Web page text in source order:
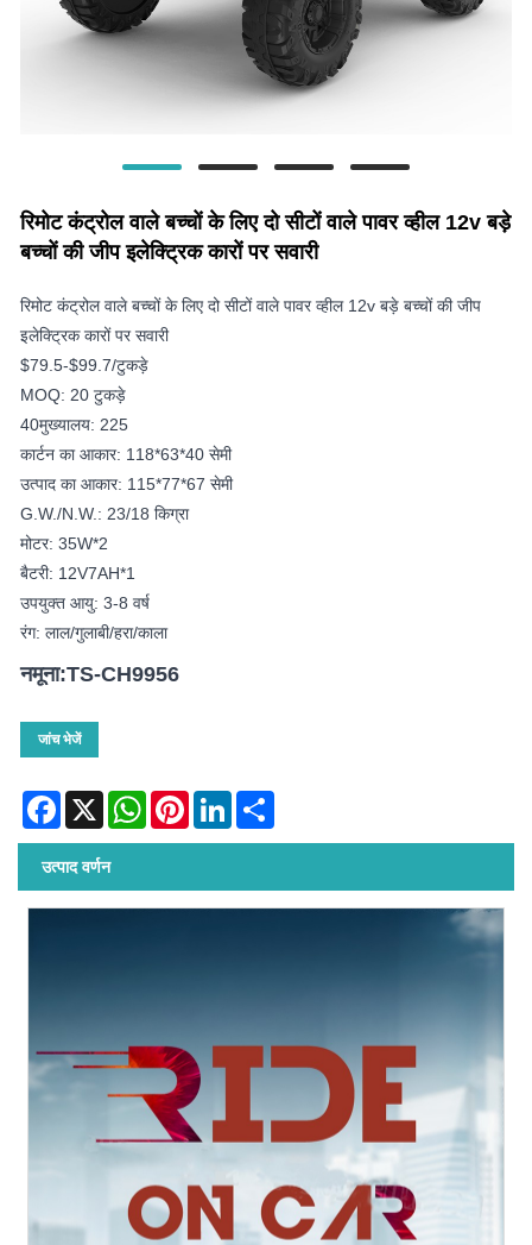
रिमोट कंट्रोल वाले बच्चों के लिए दो सीटों वाले पावर व्हील 12v बड़े
बच्चों की जीप इलेक्ट्रिक कारों पर सवारी
रिमोट कंट्रोल वाले बच्चों के लिए दो सीटों वाले पावर व्हील 12v बड़े बच्चों की जीप
इलेक्ट्रिक कारों पर सवारी
$79.5-$99.7/टुकड़े
MOQ: 20 टुकड़े
40मुख्यालय: 225
कार्टन का आकार: 118*63*40 सेमी
उत्पाद का आकार: 115*77*67 सेमी
G.W./N.W.: 23/18 किग्रा
मोटर: 35W*2
बैटरी: 12V7AH*1
उपयुक्त आयु: 3-8 वर्ष
रंग: लाल/गुलाबी/हरा/काला
नमूना:TS-CH9956
जांच भेजें
Facebook
X WhatsAppPinterestLinkedIn
उत्पाद वर्णन